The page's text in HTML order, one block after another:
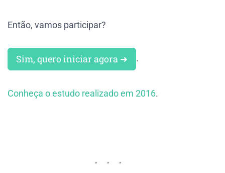
Então, vamos participar?
Sim, quero iniciar agora ➜ .
Conheça o estudo realizado em 2016.